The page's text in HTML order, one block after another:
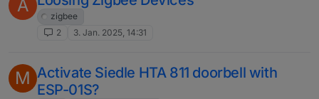
A
zigbee
2
3. Jan. 2025, 14:31
M Activate Siedle HTA 811 doorbell with
ESP-01S?